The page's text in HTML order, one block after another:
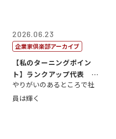
2026.06.23
企業家倶楽部アーカイブ
【私のターニングポイン
ト】ランクアップ代表 岩
崎裕美子
やりがいのあるところで社
員は輝く